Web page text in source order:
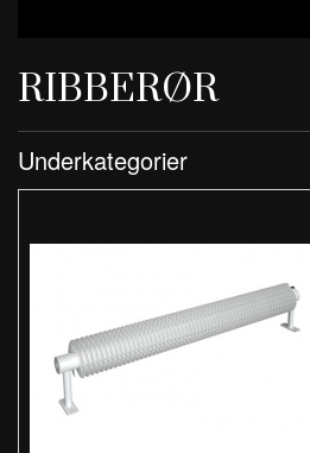
RIBBERØR
Underkategorier